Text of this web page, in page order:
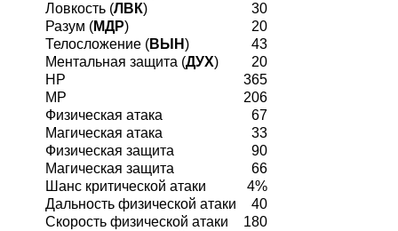
Ловкость (ЛВК)
30
Разум (МДР)
20
Телосложение (ВЫН)
43
Ментальная защита (ДУХ)
20
HP
365
MP
206
Физическая атака
67
Магическая атака
33
Физическая защита
90
Магическая защита
66
Шанс критической атаки
4%
Дальность физической атаки
40
Скорость физической атаки
180